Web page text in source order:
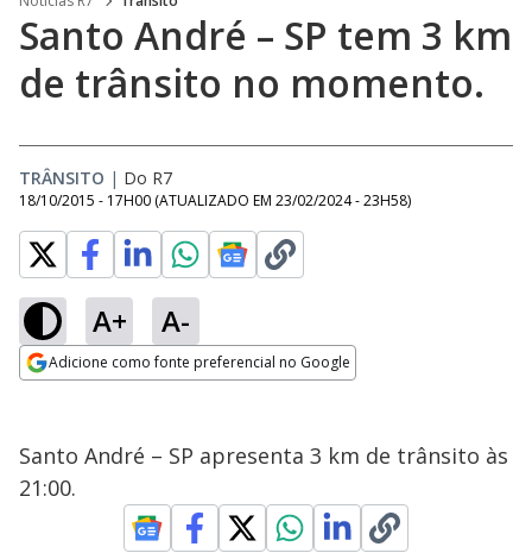
Santo André – SP tem 3 km
de trânsito no momento.
TRÂNSITO | Do R7
18/10/2015 - 17H00 (ATUALIZADO EM 23/02/2024 - 23H58)
A+ A-
Adicione como fonte preferencial no Google
Santo André – SP apresenta 3 km de trânsito às
21:00.